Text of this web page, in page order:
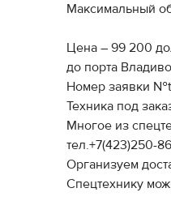
Максимальный
Цена – 99 200
до порта
Номер заявки
Техника под
Многое из
тел.+7(423)250-
Организуем
Спецтехнику